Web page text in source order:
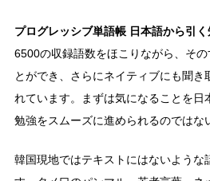
プログレッシブ単語帳 日本語から引
6500の収録語数をほこりながら、そ
とができ、さらにネイティブにも聞き
れています。まずは気になることを日
勉強をスムーズに進められるのではな
韓国現地ではテキストにはないような